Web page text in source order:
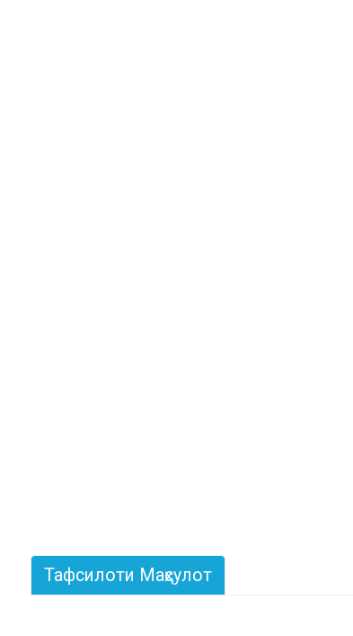
Тафсилоти Маҳсулот